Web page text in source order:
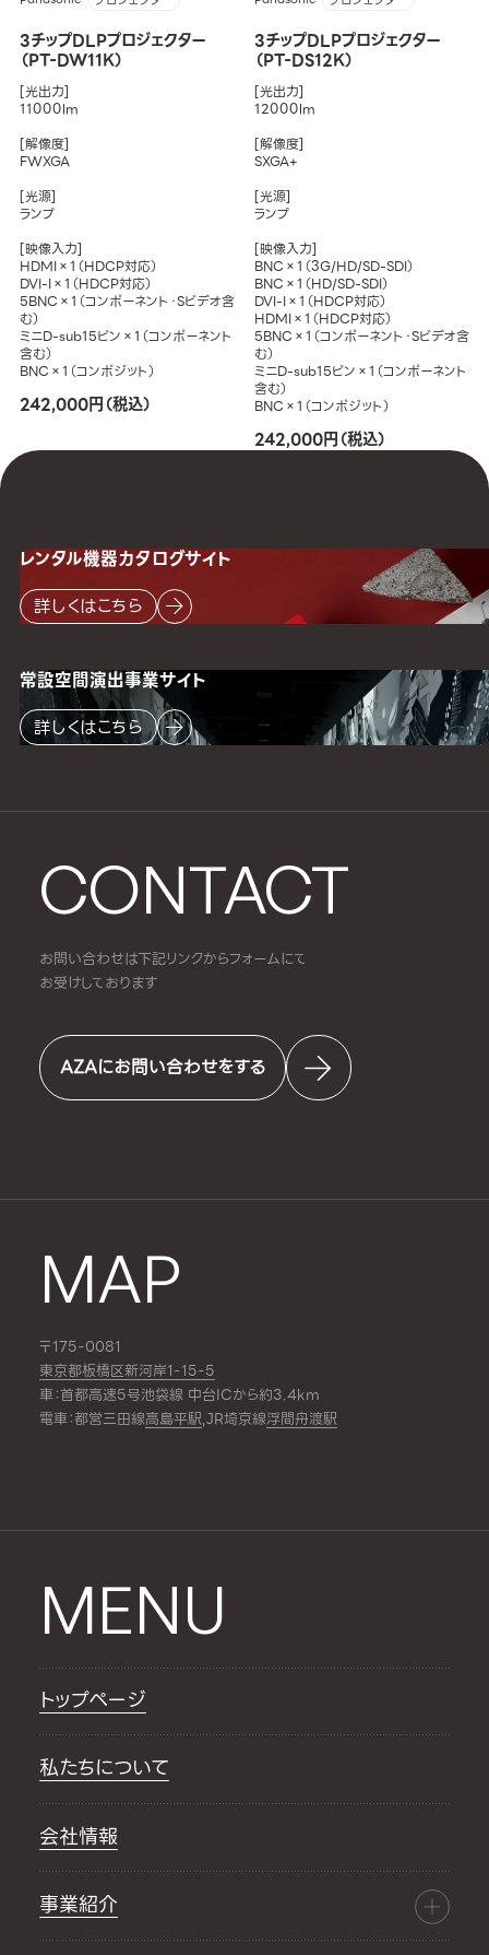
3チップDLPプロジェクター
（PT-DW11K）
[光出力]
11000lm
[解像度]
FWXGA
[光源]
ランプ
[映像入力]
HDMI×1（HDCP対応）
DVI-I×1（HDCP対応）
5BNC×1（コンポーネント・Sビデオ含
む）
ミニD-sub15ピン×1（コンポーネント
含む）
BNC×1（コンポジット）
242,000円（税込）
3チップDLPプロジェクター
（PT-DS12K）
[光出力]
12000lm
[解像度]
SXGA+
[光源]
ランプ
[映像入力]
BNC×1（3G/HD/SD-SDI）
BNC×1（HD/SD-SDI）
DVI-I×1（HDCP対応）
HDMI×1（HDCP対応）
5BNC×1（コンポーネント・Sビデオ含
む）
ミニD-sub15ピン×1（コンポーネント
含む）
BNC×1（コンポジット）
242,000円（税込）
CONTACT
お問い合わせは下記リンクからフォームにて
お受けしております
AZAにお問い合わせをする
MAP
〒175-0081
東京都板橋区新河岸1-15-5
車：首都高速5号池袋線 中台ICから約3.4km
電車：都営三田線高島平駅,JR埼京線浮間舟渡駅
レンタル機器カタログサイト
詳しくはこちら
常設空間演出事業サイト
詳しくはこちら
MENU
トップページ
私たちについて
会社情報
事業紹介